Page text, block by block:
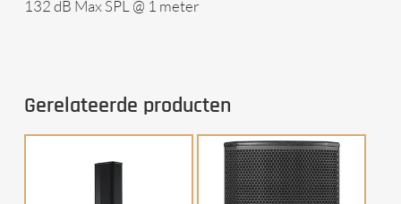
132 dB Max SPL @ 1 meter
Gerelateerde producten